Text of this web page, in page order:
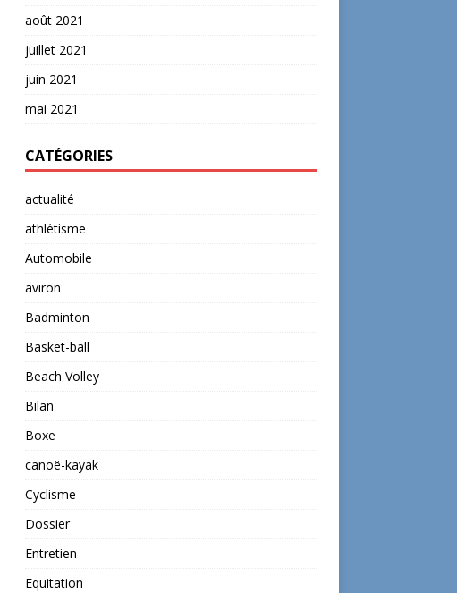
août 2021
juillet 2021
juin 2021
mai 2021
CATÉGORIES
actualité
athlétisme
Automobile
aviron
Badminton
Basket-ball
Beach Volley
Bilan
Boxe
canoë-kayak
Cyclisme
Dossier
Entretien
Equitation